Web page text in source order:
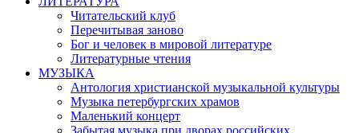
Читательский клуб
Перечитывая заново
Бог и человек в мировой литературе
Литературные чтения
МУЗЫКА
Антология христианской музыкальной культуры
Музыка петербургских храмов
Маленький концерт
Забытая музыка при дворах российских